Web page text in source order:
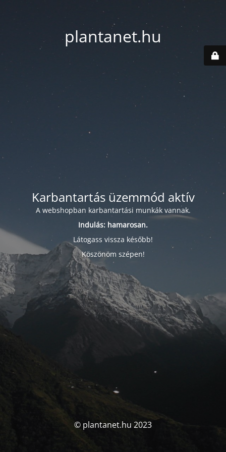
plantanet.hu
Karbantartás üzemmód aktív
A webshopban karbantartási munkák vannak.
Indulás: hamarosan.
Látogass vissza később!
Köszönöm szépen!
© plantanet.hu 2023